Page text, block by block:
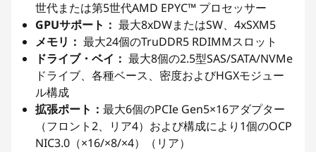
世代または第5世代AMD EPYC™ プロセッサー
GPUサポート： 最大8xDWまたはSW、4xSXM5
メモリ： 最大24個のTruDDR5 RDIMMスロット
ドライブ・ベイ： 最大8個の2.5型SAS/SATA/NVMe
ドライブ、各種ベース、密度およびHGXモジュー
ル構成
拡張ポート： 最大6個のPCIe Gen5×16アダプター
（フロント2、リア4）および構成により1個のOCP
NIC3.0（×16/×8/×4）（リア）